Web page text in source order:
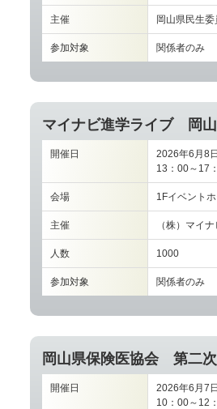
主催 岡山県民生
参加対象 関係者のみ
マイナビ進学ライブ 岡
開催日
2026年6月8
13：00～17
会場 1Fイベント
主催 （株）マイ
人数 1000
参加対象 関係者のみ
岡山県保険医協会 第二
開催日
2026年6月7
10：00～12